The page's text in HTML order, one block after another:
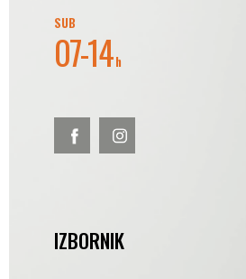
SUB
07-14h
IZBORNIK